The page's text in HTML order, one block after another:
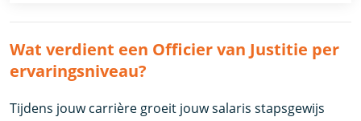
Wat verdient een Officier van Justitie per
ervaringsniveau?
Tijdens jouw carrière groeit jouw salaris stapsgewijs